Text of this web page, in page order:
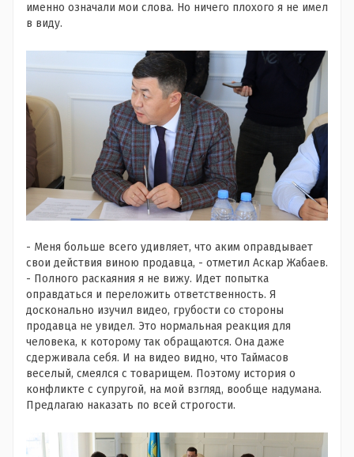
именно означали мои слова. Но ничего плохого я не имел
в виду.
- Меня больше всего удивляет, что аким оправдывает
свои действия виною продавца, - отметил Аскар Жабаев.
- Полного раскаяния я не вижу. Идет попытка
оправдаться и переложить ответственность. Я
досконально изучил видео, грубости со стороны
продавца не увидел. Это нормальная реакция для
человека, к которому так обращаются. Она даже
сдерживала себя. И на видео видно, что Таймасов
веселый, смеялся с товарищем. Поэтому история о
конфликте с супругой, на мой взгляд, вообще надумана.
Предлагаю наказать по всей строгости.